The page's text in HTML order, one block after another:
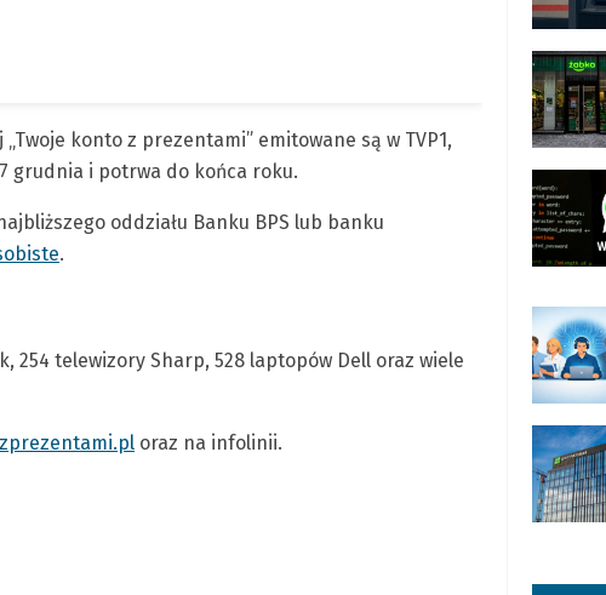
konto z prezentami” emitowane są w TVP1,
grudnia i potrwa do końca roku.
oddziału Banku BPS lub banku
.
254 telewizory Sharp, 528 laptopów Dell oraz wiele
oraz na infolinii.